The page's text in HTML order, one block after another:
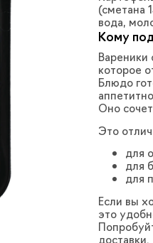
(сметана
вода,
Кому
Вареники
которое
Блюдо
Оно
Это
для
для
для
Если вы
это
доставки.